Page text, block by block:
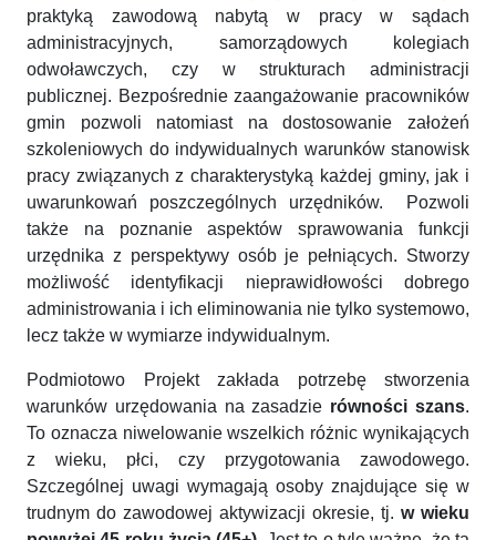
praktyką zawodową nabytą w pracy w sądach
administracyjnych, samorządowych kolegiach
odwoławczych, czy w strukturach administracji
publicznej. Bezpośrednie zaangażowanie pracowników
gmin pozwoli natomiast na dostosowanie założeń
szkoleniowych do indywidualnych warunków stanowisk
pracy związanych z charakterystyką każdej gminy, jak i
uwarunkowań poszczególnych urzędników. Pozwoli
także na poznanie aspektów sprawowania funkcji
urzędnika z perspektywy osób je pełniących. Stworzy
możliwość identyfikacji nieprawidłowości dobrego
administrowania i ich eliminowania nie tylko systemowo,
lecz także w wymiarze indywidualnym.
Podmiotowo Projekt zakłada potrzebę stworzenia
warunków urzędowania na zasadzie równości szans.
To oznacza niwelowanie wszelkich różnic wynikających
z wieku, płci, czy przygotowania zawodowego.
Szczególnej uwagi wymagają osoby znajdujące się w
trudnym do zawodowej aktywizacji okresie, tj. w wieku